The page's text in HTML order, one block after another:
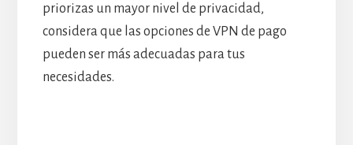
priorizas un mayor nivel de privacidad,
considera que las opciones de VPN de pago
pueden ser más adecuadas para tus
necesidades.